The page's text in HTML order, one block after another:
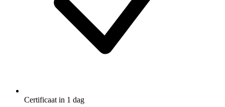
Certificaat in 1 dag